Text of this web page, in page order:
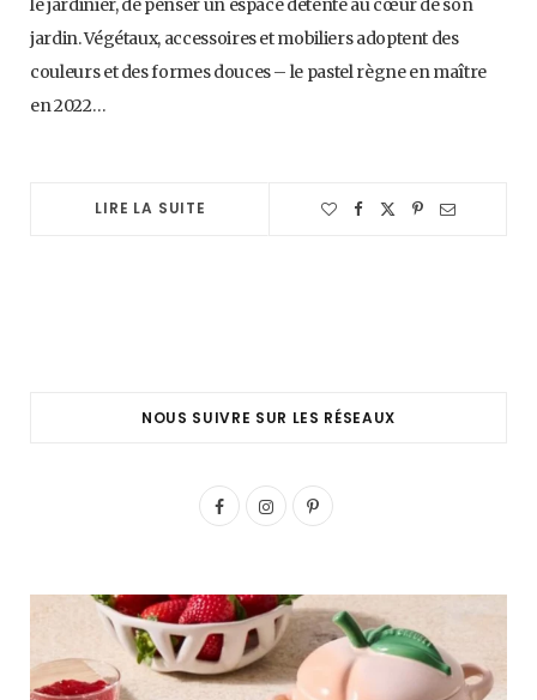
le jardinier, de penser un espace détente au cœur de son
jardin. Végétaux, accessoires et mobiliers adoptent des
couleurs et des formes douces – le pastel règne en maître
en 2022…
LIRE LA SUITE
NOUS SUIVRE SUR LES RÉSEAUX
F
e
b
I
t
a
P
t